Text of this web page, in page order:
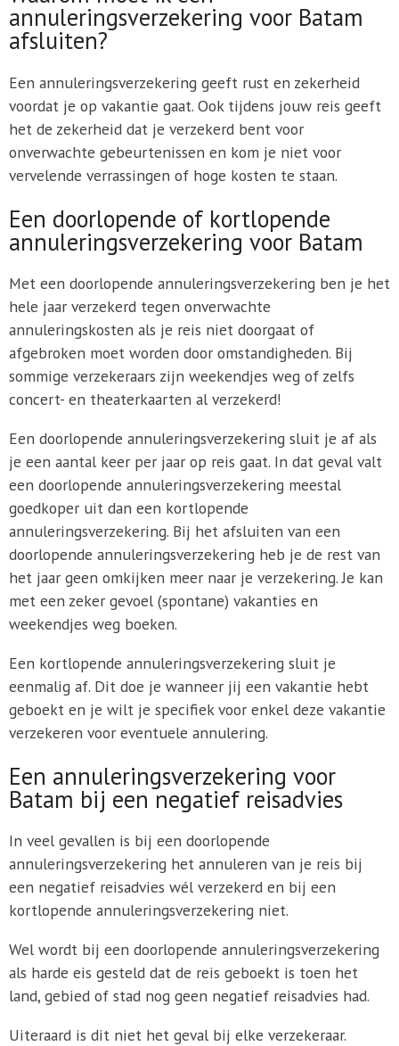
annuleringsverzekering voor Batam
afsluiten?
Een annuleringsverzekering geeft rust en zekerheid
voordat je op vakantie gaat. Ook tijdens jouw reis geeft
het de zekerheid dat je verzekerd bent voor
onverwachte gebeurtenissen en kom je niet voor
vervelende verrassingen of hoge kosten te staan.
Een doorlopende of kortlopende
annuleringsverzekering voor Batam
Met een doorlopende annuleringsverzekering ben je het
hele jaar verzekerd tegen onverwachte
annuleringskosten als je reis niet doorgaat of
afgebroken moet worden door omstandigheden. Bij
sommige verzekeraars zijn weekendjes weg of zelfs
concert- en theaterkaarten al verzekerd!
Een doorlopende annuleringsverzekering sluit je af als
je een aantal keer per jaar op reis gaat. In dat geval valt
een doorlopende annuleringsverzekering meestal
goedkoper uit dan een kortlopende
annuleringsverzekering. Bij het afsluiten van een
doorlopende annuleringsverzekering heb je de rest van
het jaar geen omkijken meer naar je verzekering. Je kan
met een zeker gevoel (spontane) vakanties en
weekendjes weg boeken.
Een kortlopende annuleringsverzekering sluit je
eenmalig af. Dit doe je wanneer jij een vakantie hebt
geboekt en je wilt je specifiek voor enkel deze vakantie
verzekeren voor eventuele annulering.
Een annuleringsverzekering voor
Batam bij een negatief reisadvies
In veel gevallen is bij een doorlopende
annuleringsverzekering het annuleren van je reis bij
een negatief reisadvies wél verzekerd en bij een
kortlopende annuleringsverzekering niet.
Wel wordt bij een doorlopende annuleringsverzekering
als harde eis gesteld dat de reis geboekt is toen het
land, gebied of stad nog geen negatief reisadvies had.
Uiteraard is dit niet het geval bij elke verzekeraar.